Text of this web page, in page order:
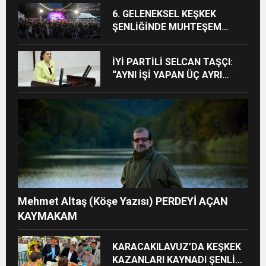
6. GELENEKSEL KEŞKEK
ŞENLİĞİNDE MUHTEŞEM
İYİ PARTİLİ SELCAN TAŞÇI:
“AYNI İŞİ YAPAN ÜÇ AYRI
VİCDANA SIĞAR”
Mehmet Altaş (Köşe Yazısı) PERDEYİ AÇAN
KAYMAKAM
KARACAKILAVUZ’DA KEŞKEK
KAZANLARI KAYNADI ŞENLİK